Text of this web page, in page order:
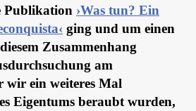
Publikation ›Was tun? Ein
ging und um einen
Zusammenhang
am
wir ein weiteres Mal
Eigentums beraubt wurden,